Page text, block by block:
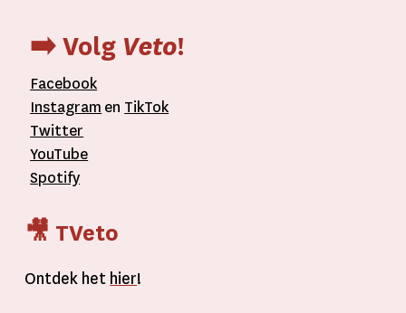
➡️ Volg Veto!
Facebook
Instagram en TikTok
Twitter
YouTube
Spotify
🎥 TVeto
Ontdek het hier!